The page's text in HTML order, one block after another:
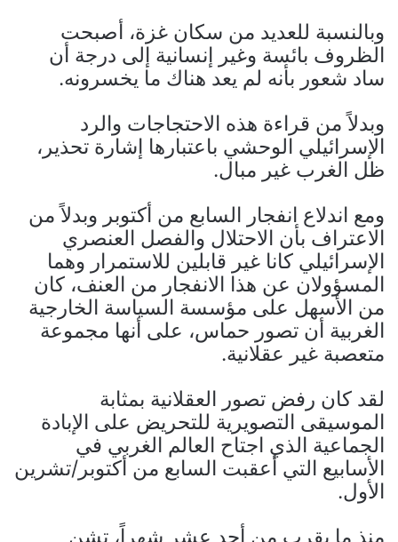
وبالنسبة للعديد من سكان غزة، أصبحت
الظروف بائسة وغير إنسانية إلى درجة أن
ساد شعور بأنه لم يعد هناك ما يخسرونه.
وبدلاً من قراءة هذه الاحتجاجات والرد
الإسرائيلي الوحشي باعتبارها إشارة تحذير،
ظل الغرب غير مبال.
ومع اندلاع انفجار السابع من أكتوبر وبدلاً من
الاعتراف بأن الاحتلال والفصل العنصري
الإسرائيلي كانا غير قابلين للاستمرار وهما
المسؤولان عن هذا الانفجار من العنف، كان
من الأسهل على مؤسسة السياسة الخارجية
الغربية أن تصور حماس، على أنها مجموعة
متعصبة غير عقلانية.
لقد كان رفض تصور العقلانية بمثابة
الموسيقى التصويرية للتحريض على الإبادة
الجماعية الذي اجتاح العالم الغربي في
الأسابيع التي أعقبت السابع من أكتوبر/تشرين
الأول.
منذ ما يقرب من أحد عشر شهراً، تشن